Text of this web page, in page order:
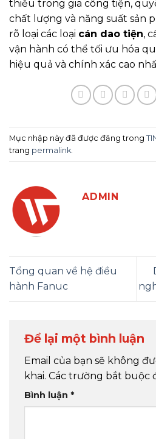
thiếu trong gia công tiện,
chất lượng và năng suất sản
rõ loại các loại cán dao tiện,
vận hành có thể tối ưu hóa
hiệu quả và chính xác cao
Mục nhập này đã được đăng trong
trang permalink
ADMIN
Tổng quan về hệ điều
hành Fanuc
Để lại một bình luận
Email của bạn sẽ không
khai. Các trường bắt buộc
Bình luận *